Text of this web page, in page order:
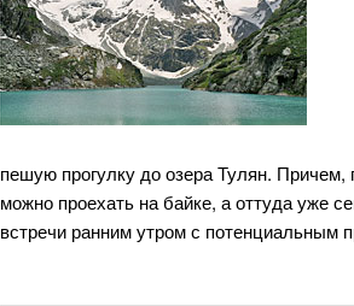
пешую прогулку до озера Тулян. Причем,
можно проехать на байке, а оттуда уже
встречи ранним утром с потенциальным